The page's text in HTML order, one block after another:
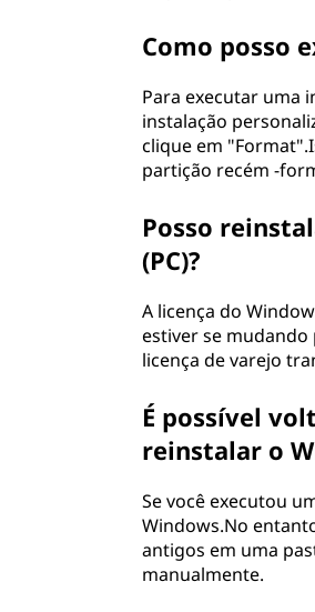
Como posso
Para executar uma
instalação
clique em
partição recém -
Posso
(PC)?
A licença do
estiver se mudando
licença de varejo
É possível
reinstalar o
Se você executou
Windows.No
antigos em uma
manualmente.